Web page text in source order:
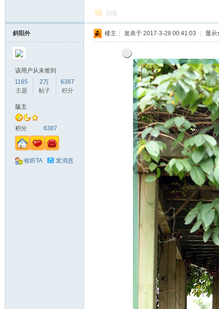
回复
斜阳外
该用户从未签到
1165
主题
2万
帖子
6387
积分
版主
积分 6387
收听TA 发消息
楼主 发表于 2017-3-28 00:41:03 显示